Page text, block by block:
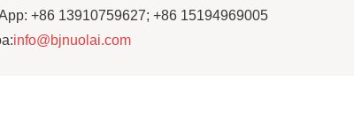
+86 13910759627; +86 15194969005
info@bjnuolai.com